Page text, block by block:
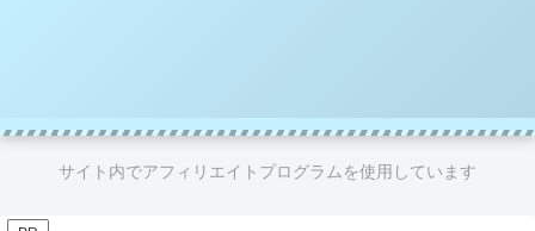
サイト内でアフィリエイトプログラムを使用しています